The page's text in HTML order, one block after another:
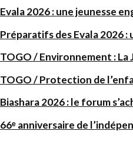
Evala 2026 : une jeunesse
Préparatifs des Evala 2026
TOGO / Environnement :
TOGO / Protection de
Biashara 2026 : le forum
66ᵉ anniversaire de